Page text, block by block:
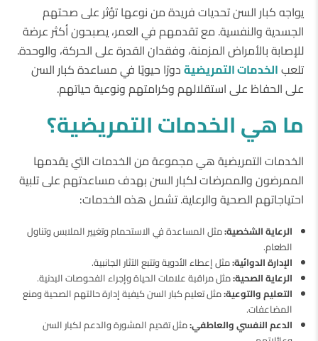
يواجه كبار السن تحديات فريدة من نوعها تؤثر على صحتهم
الجسدية والنفسية. مع تقدمهم في العمر، يصبحون أكثر عرضة
للإصابة بالأمراض المزمنة، وفقدان القدرة على الحركة، والوحدة.
تلعبالخدمات التمريضيةدورًا حيويًا في مساعدة كبار السن
على الحفاظ على استقلالهم وكرامتهم ونوعية حياتهم.
ما هي الخدمات التمريضية؟
الخدمات التمريضية هي مجموعة من الخدمات التي يقدمها
الممرضون والممرضات لكبار السن بهدف مساعدتهم على تلبية
احتياجاتهم الصحية والرعاية. تشمل هذه الخدمات:
الرعاية الشخصية:مثل المساعدة في الاستحمام وتغيير الملابس وتناول
الطعام.
الإدارة الدوائية:مثل إعطاء الأدوية وتتبع الآثار الجانبية.
الرعاية الصحية:مثل مراقبة علامات الحياة وإجراء الفحوصات البدنية.
التعليم والتوعية:مثل تعليم كبار السن كيفية إدارة حالتهم الصحية ومنع
المضاعفات.
الدعم النفسي والعاطفي:مثل تقديم المشورة والدعم لكبار السن